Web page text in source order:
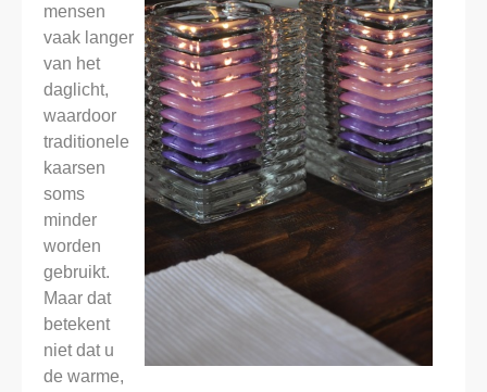
mensen
vaak langer
van het
daglicht,
waardoor
traditionele
kaarsen
soms
minder
worden
gebruikt.
Maar dat
betekent
niet dat u
de warme,